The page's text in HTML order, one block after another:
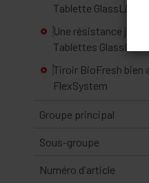
Tablette GlassLine
Une résistance
Tablettes GlassLine
Tiroir BioFresh bien
FlexSystem
Groupe principal
Sous-groupe
Numéro d'article